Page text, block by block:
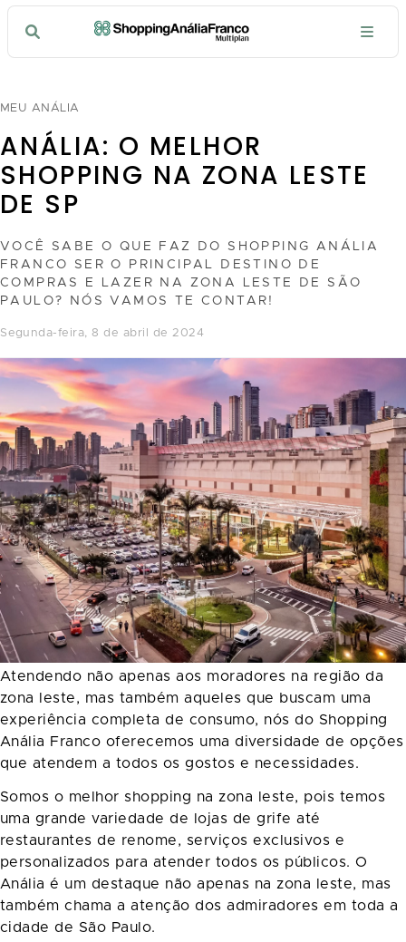
MEU ANÁLIA
ANÁLIA: O MELHOR
SHOPPING NA ZONA LESTE
DE SP
VOCÊ SABE O QUE FAZ DO SHOPPING ANÁLIA
FRANCO SER O PRINCIPAL DESTINO DE
COMPRAS E LAZER NA ZONA LESTE DE SÃO
PAULO? NÓS VAMOS TE CONTAR!
segunda-feira, 8 de abril de 2024
Atendendo não apenas aos moradores na região da
zona leste, mas também aqueles que buscam uma
experiência completa de consumo, nós do Shopping
Anália Franco oferecemos uma diversidade de opções
que atendem a todos os gostos e necessidades.
Somos o melhor shopping na zona leste, pois temos
uma grande variedade de lojas de grife até
restaurantes de renome, serviços exclusivos e
personalizados para atender todos os públicos. O
Anália é um destaque não apenas na zona leste, mas
também chama a atenção dos admiradores em toda a
cidade de São Paulo.